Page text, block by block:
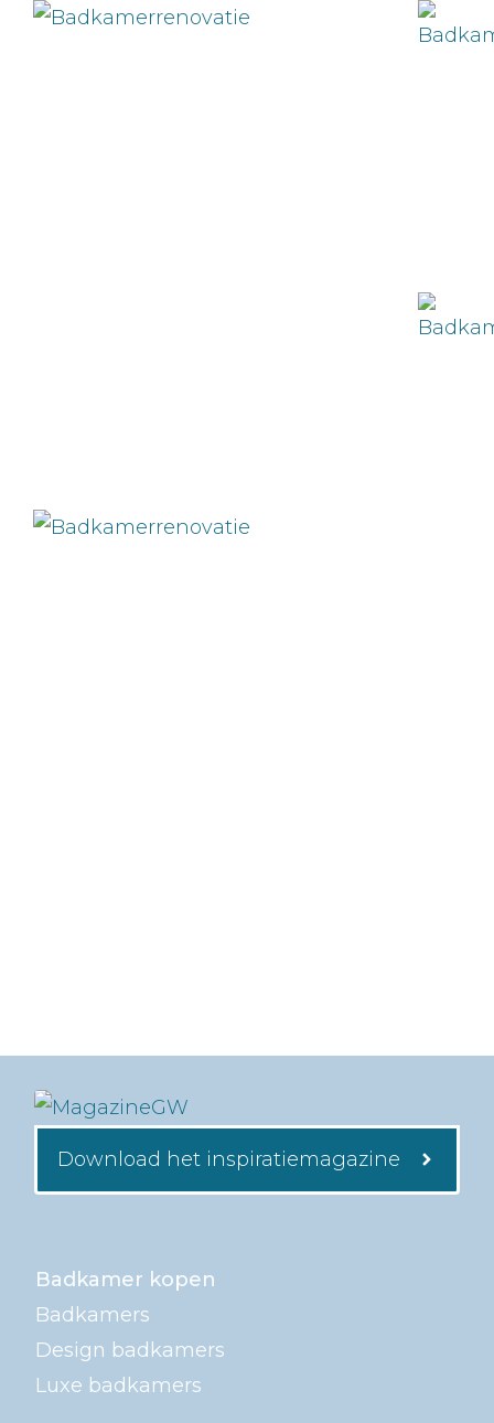
Download het inspiratiemagazine
Badkamer kopen
Badkamers
Design badkamers
Luxe badkamers